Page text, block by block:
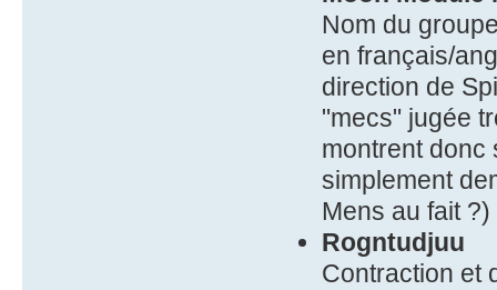
Nom du
en français/
direction de
"mecs" jugée
montrent donc
simplement
Mens au fait ?)
Rogntudjuu
Contraction et